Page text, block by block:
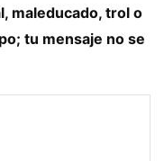
maleducado, trol o
tu mensaje no se